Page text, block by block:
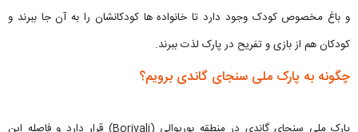
و باغ مخصوص کودک وجود دارد تا خانواده ها کودکانشان را به آن جا ببرند و
کودکان هم از بازی و تفریح در پارک لذت ببرند.
چگونه به پارک ملی سنجای گاندی برویم؟